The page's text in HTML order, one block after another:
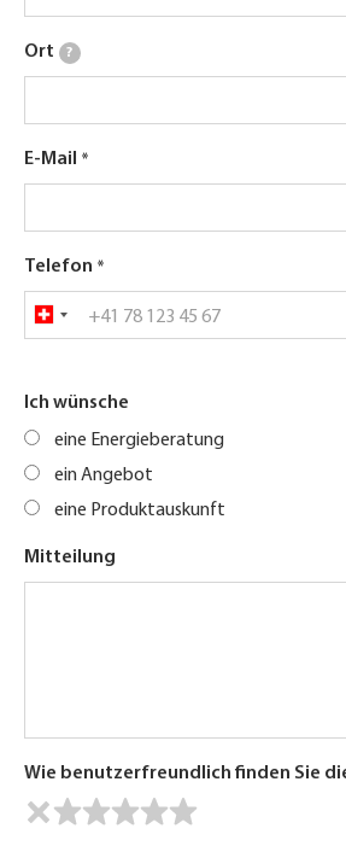
Ort ?
E-Mail
Telefon
Ich wünsche
eine Energieberatung
ein Angebot
eine Produktauskunft
Mitteilung
Wie benutzerfreundlich finden Sie